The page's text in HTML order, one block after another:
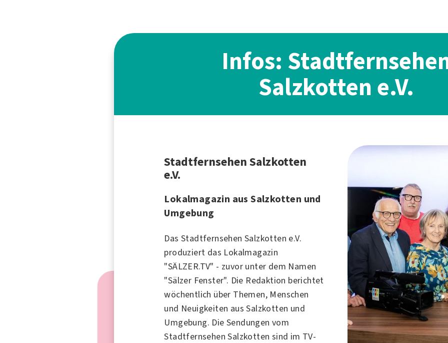
Infos:
Salzkotten e.V.
Stadtfernsehen Salzkotten
e.V.
Lokalmagazin aus Salzkotten und
Umgebung
Das Stadtfernsehen Salzkotten e.V.
produziert das Lokalmagazin
"SÄLZER.TV" - zuvor unter dem Namen
"Sälzer Fenster". Die Redaktion berichtet
wöchentlich über Themen, Menschen
und Neuigkeiten aus Salzkotten und
Umgebung. Die Sendungen vom
Stadtfernsehen Salzkotten sind im TV-